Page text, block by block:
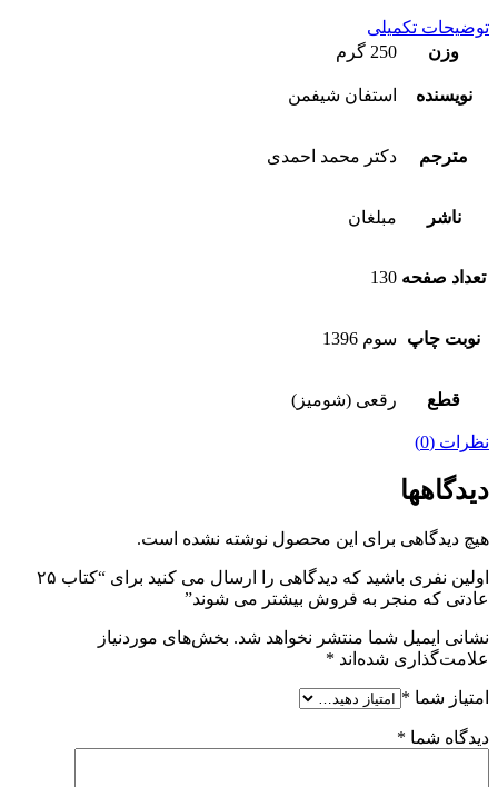
توضیحات تکمیلی
وزن
250 گرم
نویسنده استفان شیفمن
مترجم دکتر محمد احمدی
ناشر مبلغان
تعداد صفحه 130
نوبت چاپ سوم 1396
قطع رقعی (شومیز)
نظرات (0)
دیدگاهها
هیچ دیدگاهی برای این محصول نوشته نشده است.
اولین نفری باشید که دیدگاهی را ارسال می کنید برای “کتاب ۲۵
عادتی که منجر به فروش بیشتر می شوند”
نشانی ایمیل شما منتشر نخواهد شد. بخش‌های موردنیاز
علامت‌گذاری شده‌اند *
امتیاز شما *
دیدگاه شما *